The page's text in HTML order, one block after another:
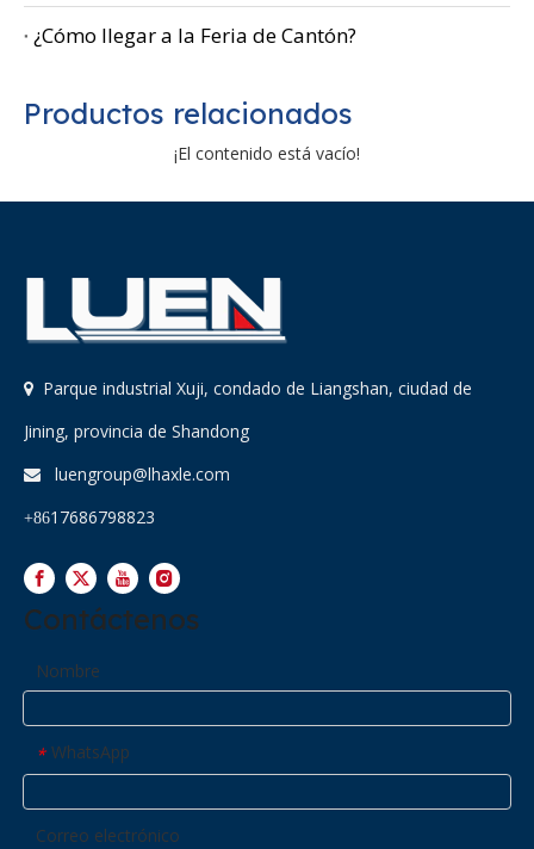
¿Cómo llegar a la Feria de Cantón?
Productos relacionados
¡El contenido está vacío!
 Parque industrial Xuji, condado de Liangshan, ciudad de
Jining, provincia de Shandong
 luengroup@lhaxle.com
+8617686798823
Contáctenos
Nombre
* WhatsApp
Correo electrónico